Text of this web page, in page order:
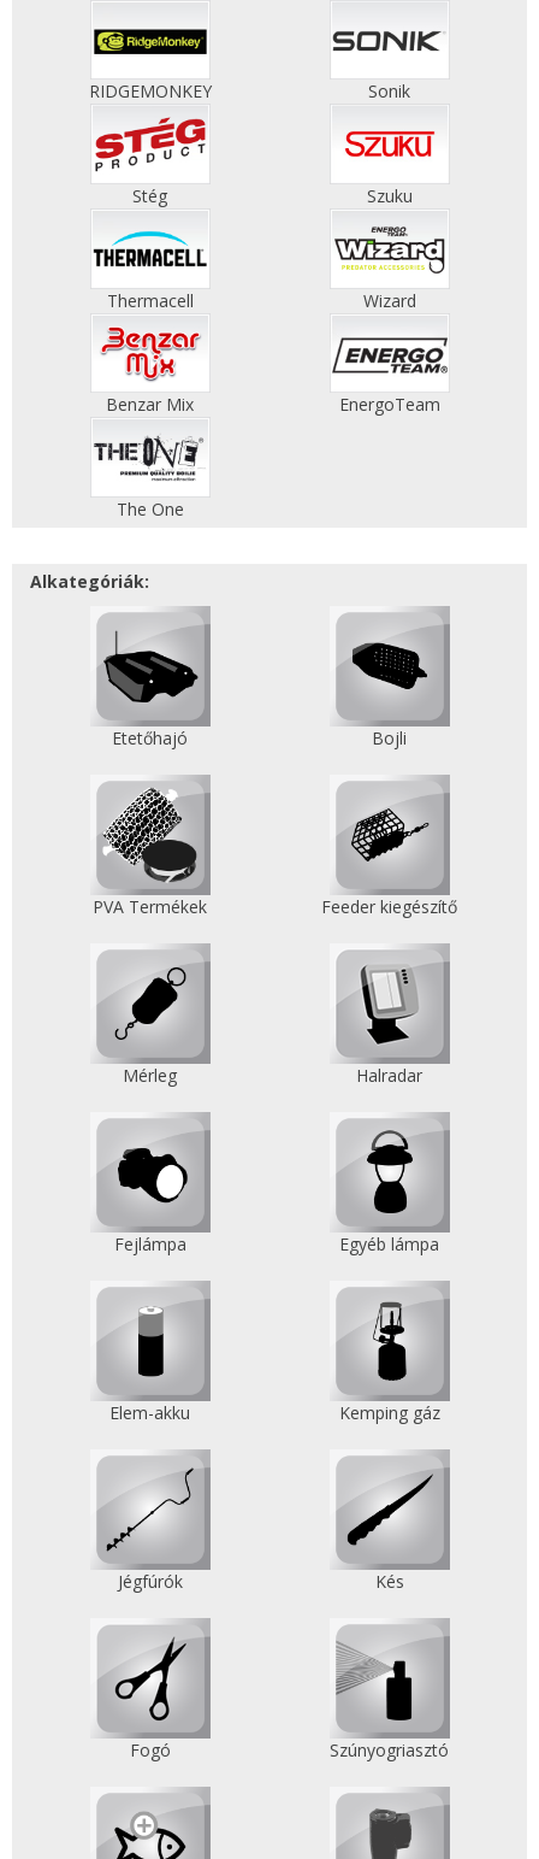
RIDGEMONKEY Sonik
Stég Szuku
Thermacell Wizard
Benzar Mix EnergoTeam
The One
Alkategóriák:
Etetőhajó Bojli
PVA Termékek Feeder kiegészítő
Mérleg Halradar
Fejlámpa Egyéb lámpa
Elem-akku Kemping gáz
Jégfúrók Kés
Fogó Szúnyogriasztó